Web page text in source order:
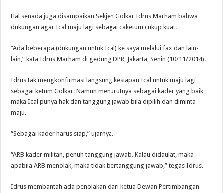
Hal senada juga disampaikan ‎Sekjen Golkar Idrus Marham bahwa
dukungan agar Ical maju lagi sebagai caketum cukup kuat.
“Ada beberapa (dukungan untuk Ical) ke saya melalui fax dan lain-
lain,” kata Idrus Marham di gedung DPR, Jakarta, Senin (10/11/2014).
Idrus tak mengkonfirmasi langsung kesiapan Ical untuk maju lagi
sebagai ketum Golkar. Namun menurutnya sebagai kader yang baik
maka Ical punya hak dan tanggung jawab bila dipilih dan diminta
maju.
“Sebagai kader harus siap,” ujarnya.
“ARB kader militan, penuh tanggung jawab. Kalau didaulat, maka
apabila ARB menolak, maka tidak bertanggung jawab,” tegas Idrus.
Idrus membantah ada penolakan dari ketua Dewan Pertimbangan